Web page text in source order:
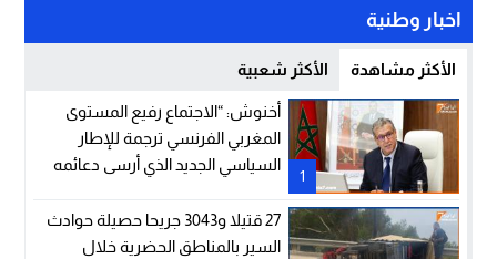
اخبار وطنية
الأكثر مشاهدة الأكثر شعبية
1
أخنوش: “الاجتماع رفيع المستوى
المغربي الفرنسي ترجمة للإطار
السياسي الجديد الذي أرسى دعائمه
ماكرون”
27 قتيلا و3043 جريحا حصيلة حوادث
السير بالمناطق الحضرية خلال